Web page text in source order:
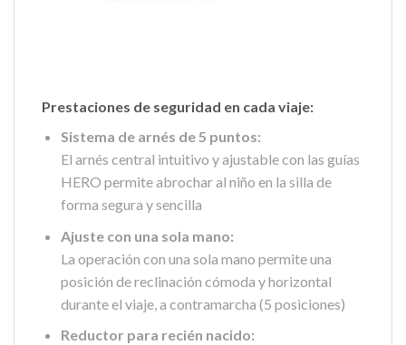
Prestaciones de seguridad en cada viaje:
Sistema de arnés de 5 puntos:
El arnés central intuitivo y ajustable con las guías
HERO permite abrochar al niño en la silla de
forma segura y sencilla
Ajuste con una sola mano:
La operación con una sola mano permite una
posición de reclinación cómoda y horizontal
durante el viaje, a contramarcha (5 posiciones)
Reductor para recién nacido: